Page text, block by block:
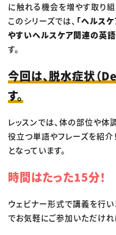
プロフェッ
に触れる機会を増やす取り組
このシリーズでは、 「ヘルス
やすいヘルスケア関連の英
す。
今回は、脱水症状（
す。
レッスンでは、体の部位や体
役立つ単語やフレーズを紹介
となっています。
時間はたった15分！
ウェビナー形式で講義を行い
でお気軽にご参加いただけれ